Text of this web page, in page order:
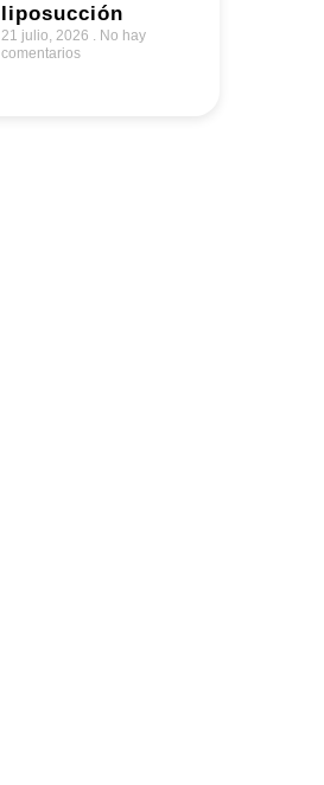
liposucción
21 julio, 2026
No hay
comentarios